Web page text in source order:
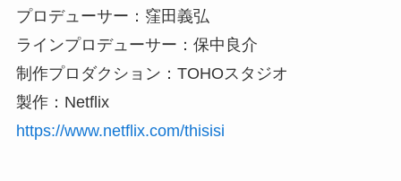
プロデューサー：窪田義弘
ラインプロデューサー：保中良介
制作プロダクション：TOHOスタジオ
製作：Netflix
https://www.netflix.com/thisisi